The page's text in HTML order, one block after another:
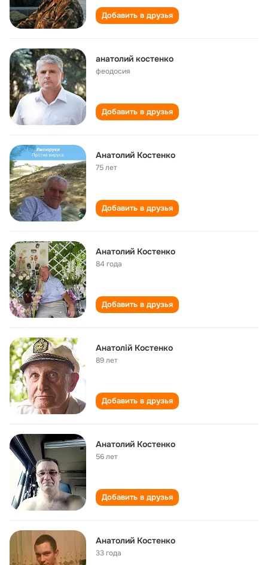
Добавить в друзья
анатолий костенко
феодосия
Добавить в друзья
Анатолий Костенко
75 лет
Добавить в друзья
Анатолий Костенко
84 года
Добавить в друзья
Анатолій Костенко
89 лет
Добавить в друзья
Анатолий Костенко
56 лет
Добавить в друзья
Анатолий Костенко
33 года